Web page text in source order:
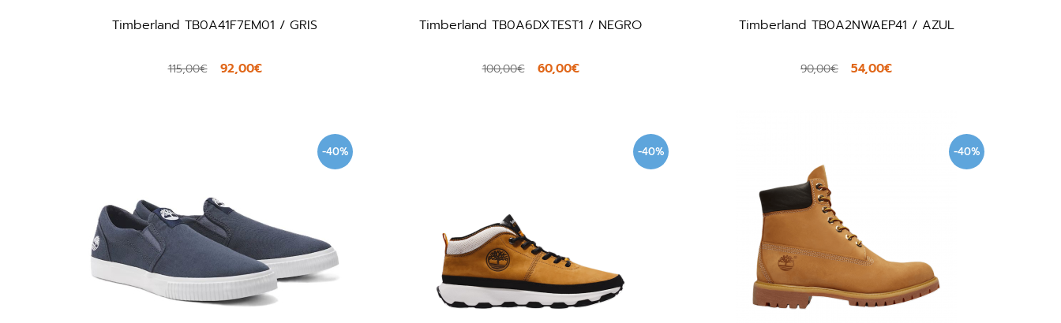
Timberland TB0A41F7EM01 / GRIS
115,00€ 92,00€
Timberland TB0A6DXTEST1 / NEGRO
100,00€ 60,00€
Timberland TB0A2NWAEP41 / AZUL
90,00€ 54,00€
-40% -40% -40%